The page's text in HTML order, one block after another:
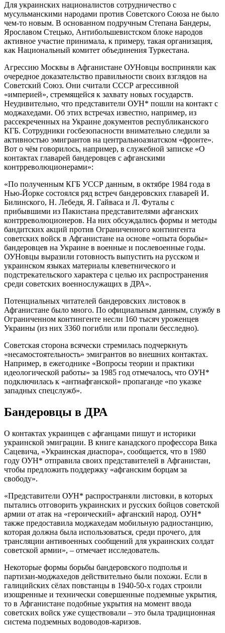
Для украинских националистов сотрудничество с
мусульманскими народами против Советского Союза не было
чем-то новым. В основанном подручным Степана Бандеры,
Ярославом Стецько, Антибольшевистском блоке народов
активное участие принимала, к примеру, такая организация,
как Национальный комитет объединения Туркестана.
Агрессию Москвы в Афганистане ОУНовцы восприняли как
очередное доказательство правильности своих взглядов на
Советский Союз. Они считали СССР агрессивной
«империей», стремящейся к захвату новых государств.
Неудивительно, что представители ОУН* пошли на контакт с
моджахедами. Об этих встречах известно, например, из
рассекреченных на Украине документов республиканского
КГБ. Сотрудники госбезопасности внимательно следили за
активностью эмигрантов на центральноазиатском «фронте».
Вот о чём говорилось, например, в служебной записке «О
контактах главарей бандеровцев с афганскими
контрреволюционерами»:
«По полученным КГБ УССР данным, в октябре 1984 года в
Нью-Йорке состоялся ряд встреч бандеровских главарей И.
Билинского, Н. Лебедя, Я. Гайваса и Л. Футалы с
прибывшими из Пакистана представителями афганских
контрреволюционеров. На них обсуждались формы и методы
бандитских акций против Ограниченного контингента
советских войск в Афганистане на основе «опыта борьбы»
бандеровцев на Украине в военные и послевоенные годы.
ОУНовцы выразили готовность выпустить на русском и
украинском языках материалы клеветнического и
подстрекательского характера с целью их распространения
среди советских военнослужащих в ДРА».
Потенциальных читателей бандеровских листовок в
Афганистане было много. По официальным данным, службу в
Ограниченном контингенте несли 160 тысяч уроженцев
Украины (из них 3360 погибли или пропали бесследно).
Советская сторона всячески стремилась подчеркнуть
«несамостоятельность» эмигрантов во внешних контактах.
Например, в ежегоднике «Вопросы теории и практики
идеологической работы» за 1985 год отмечалось, что ОУН*
подключилась к «антиафганской» пропаганде «по указке
западных спецслужб».
Бандеровцы в ДРА
О контактах украинцев с афганцами пишут и историки
украинской эмиграции. В книге канадского профессора Вика
Сацевича, «Украинская диаспора», сообщается, что в 1980
году ОУН* отправила своих представителей в Афганистан,
чтобы предложить поддержку «афганским борцам за
свободу».
«Представители ОУН* распространяли листовки, в которых
пытались отговорить украинских и русских бойцов советской
армии от атак на «героический» афганский народ. ОУН*
также предоставила моджахедам мобильную радиостанцию,
которая должна была использоваться, среди прочего, для
трансляции антивоенных сообщений для украинских солдат
советской армии», – отмечает исследователь.
Некоторые формы борьбы бандеровского подполья и
партизан-моджахедов действительно были похожи. Если в
галицийских сёлах повстанцы в 1940-50-х годах строили
изощренные и технически совершенные подземные укрытия,
то в Афганистане подобные укрытия на момент ввода
советских войск уже существовали – это была традиционная
система подземных водоводов-каризов.